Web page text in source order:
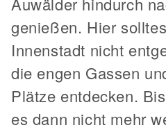
genießen. Hier
Innenstadt nicht
die engen Gassen
Plätze entdecken.
es dann nicht mehr